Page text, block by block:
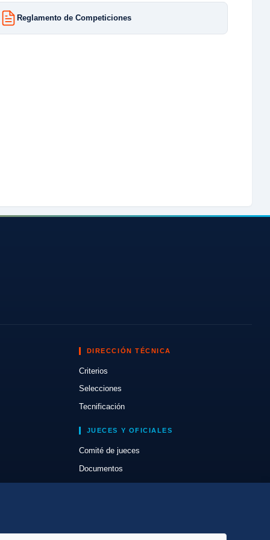
Reglamento de Competiciones
DIRECCIÓN TÉCNICA
Criterios
Selecciones
Tecnificación
JUECES Y OFICIALES
Comité de jueces
Documentos